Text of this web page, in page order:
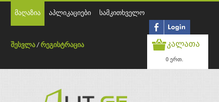
მაღაზია აპლიკაციები სამკითხველო
შესვლა /რეგისტრაცია კალათა
0 ერთ.